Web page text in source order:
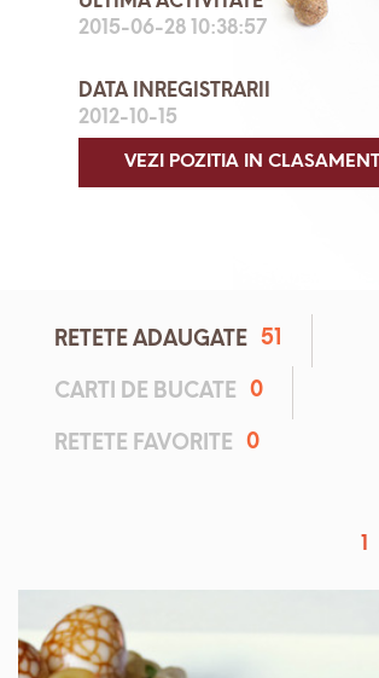
2015-06-28 10:38:57
DATA INREGISTRARII
2012-10-15
VEZI POZITIA IN CLASAMENT
RETETE ADAUGATE 51
CARTI DE BUCATE 0
RETETE FAVORITE 0